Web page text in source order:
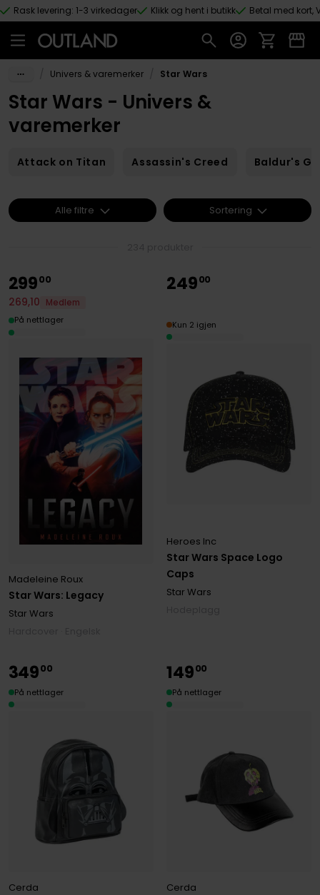
Hopp til hovedinnhold
Rask levering: 1-3 virkedager Klikk og hent i butikk Betal med kort,
Univers & varemerker Star Wars
Star Wars - Univers &
varemerker
Attack on Titan Assassin's Creed Baldur's
Star Wars: Legacy
Madeleine Roux
Star Wars
29900
269,10
Medlem
På nettlager
Star Wars Space Logo
Caps
Heroes Inc
Star Wars
24900
Kun 2 igjen
Cerda
34900
På nettlager
Cerda
14900
På nettlager
Alle filtre Sortering